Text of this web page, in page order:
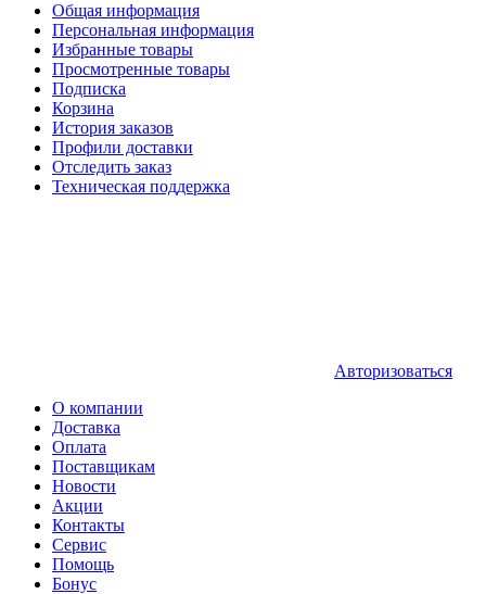
Общая информация
Персональная информация
Избранные товары
Просмотренные товары
Подписка
Корзина
История заказов
Профили доставки
Отследить заказ
Техническая поддержка
Авторизоваться
О компании
Доставка
Оплата
Поставщикам
Новости
Акции
Контакты
Сервис
Помощь
Бонус